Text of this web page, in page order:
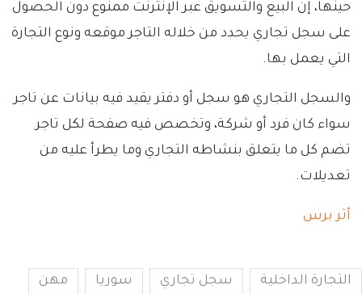
حينها، إن البيع والتسويق عبر الإنترنت ممنوع دون الحصول
على سجل تجاري يحدد من خلاله التاجر موقعه ونوع التجارة
التي يعمل بها.
والسجل التجاري هو سجل أو دفتر يقيد فيه بيانات عن تاجر
سواء كان فرد أو شركة، وتخصص فيه صفحة لكل تاجر
تضم كل ما يتعلق بنشاطه التجاري وما يطرأ عليه من
تعديلات.
أثر برس
التجارة الداخلية سجل تجاري سوريا مهن